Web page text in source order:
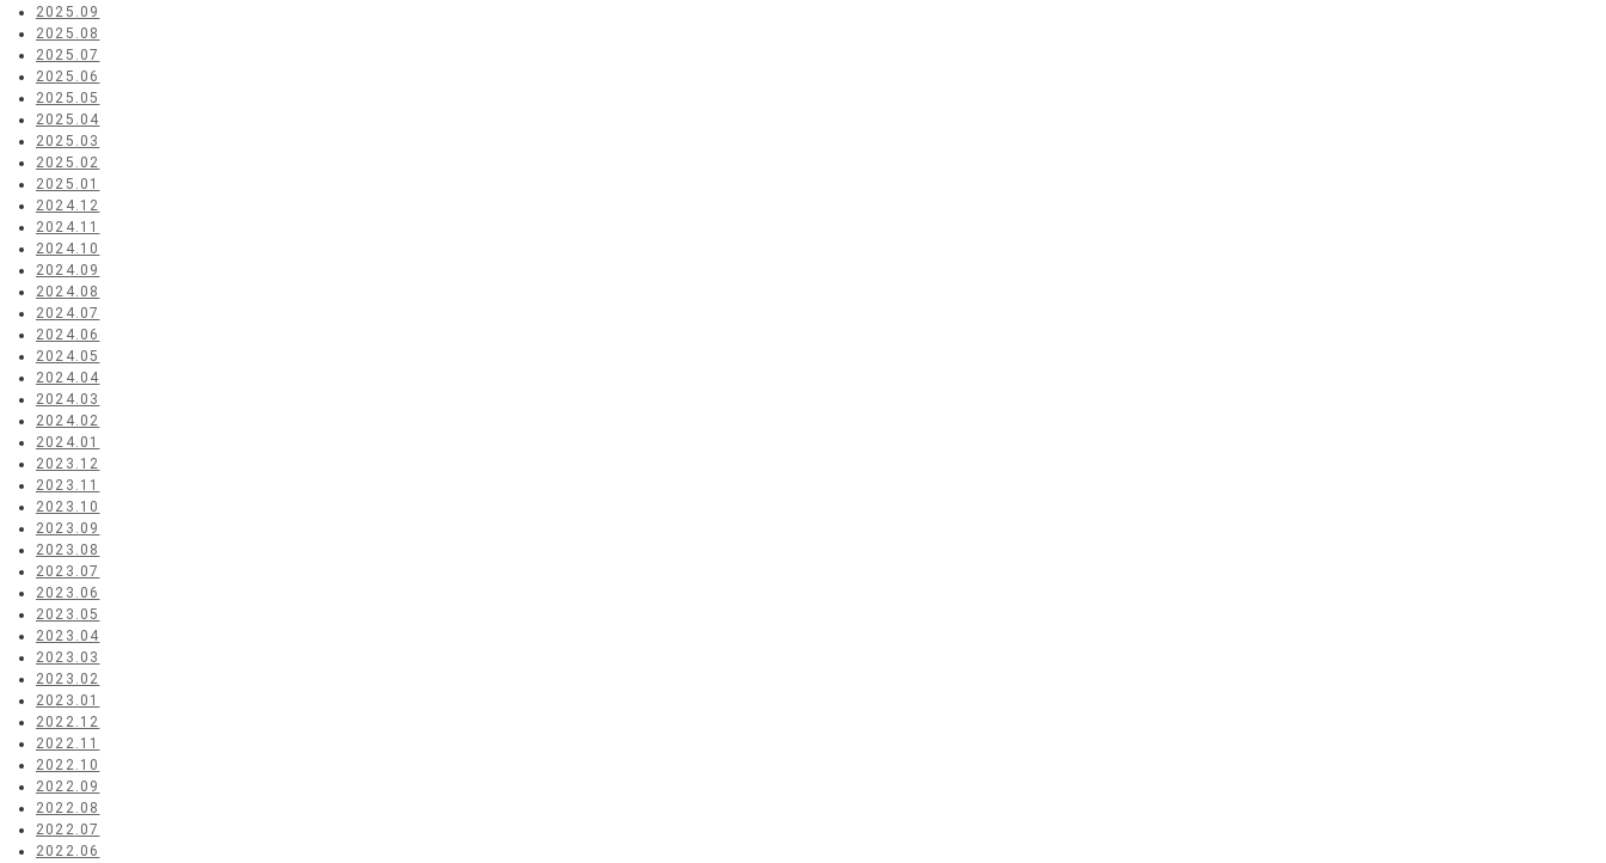
2025.09
2025.08
2025.07
2025.06
2025.05
2025.04
2025.03
2025.02
2025.01
2024.12
2024.11
2024.10
2024.09
2024.08
2024.07
2024.06
2024.05
2024.04
2024.03
2024.02
2024.01
2023.12
2023.11
2023.10
2023.09
2023.08
2023.07
2023.06
2023.05
2023.04
2023.03
2023.02
2023.01
2022.12
2022.11
2022.10
2022.09
2022.08
2022.07
2022.06